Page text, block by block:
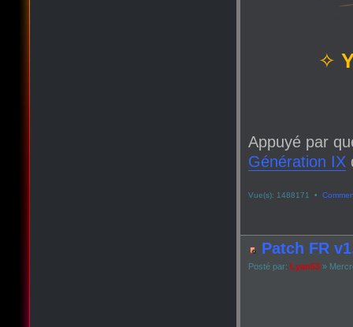
✧
Appuyé par
Génération IX
Vue(s): 1488171 •
Patch FR
Posté par: Lyan53 »